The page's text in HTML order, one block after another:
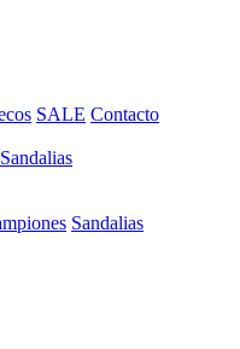
SALE Contacto
Sandalias
Sandalias